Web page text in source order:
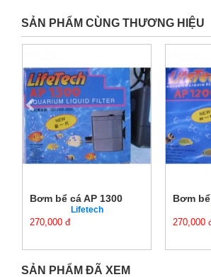
SẢN PHẨM CÙNG THƯƠNG HIỆU
Bơm bể cá AP 1300
Lifetech
270,000 đ
Bơm
270,000
SẢN PHẨM ĐÃ XEM